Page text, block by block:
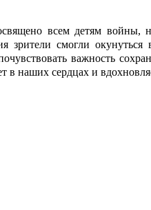
всем детям войны,
зрители смогли
важность
в наших сердцах и